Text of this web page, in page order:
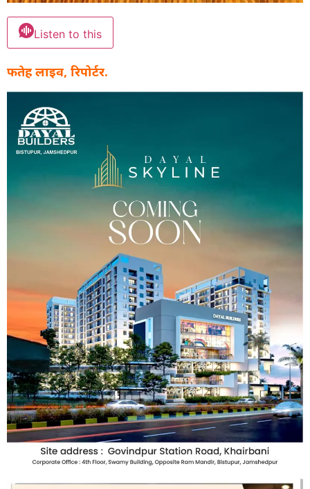
Listen to this
फतेह लाइव, रिपोर्टर.